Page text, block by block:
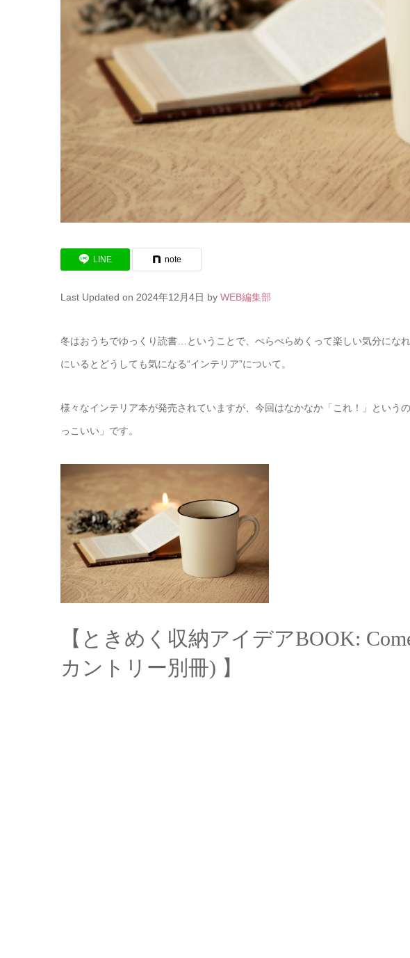
LINE note
Last Updated on 2024年12月4日 by WEB編集部
冬はおうちでゆっくり読書…ということで、ぺらぺらめくって楽しい気分にな
にいるとどうしても気になる“インテリア”について。
様々なインテリア本が発売されていますが、今回はなかなか「これ！」という
っこいい」です。
【ときめく収納アイデアBOOK:
カントリー別冊) 】